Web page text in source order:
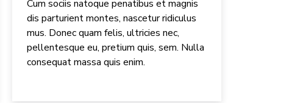
Cum sociis natoque penatibus et magnis
dis parturient montes, nascetur ridiculus
mus. Donec quam felis, ultricies nec,
pellentesque eu, pretium quis, sem. Nulla
consequat massa quis enim.